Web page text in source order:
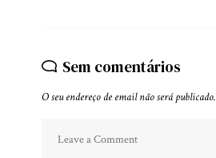
Sem comentários
O seu endereço de email não será publicado.